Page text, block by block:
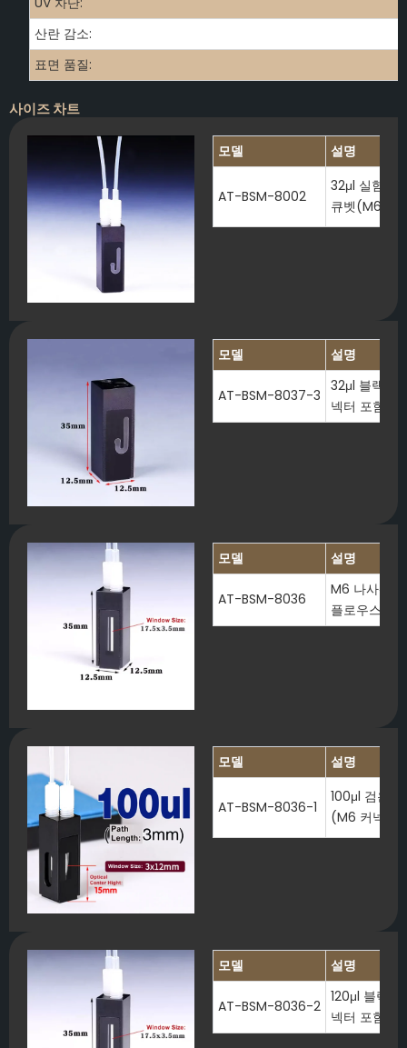
산란 감소:
표면 품질:
사이즈 차트
모델 설명
AT-BSM-8002
32μl 실험실
큐벳(M6 나
모델 설명
AT-BSM-8037-3
32μl 블랙 월
넥터 포함)
모델 설명
AT-BSM-8036
M6 나사산
플로우스루
모델 설명
AT-BSM-8036-1
100μl 검은
(M6 커넥터
모델 설명
AT-BSM-8036-2
120μl 블랙
넥터 포함)